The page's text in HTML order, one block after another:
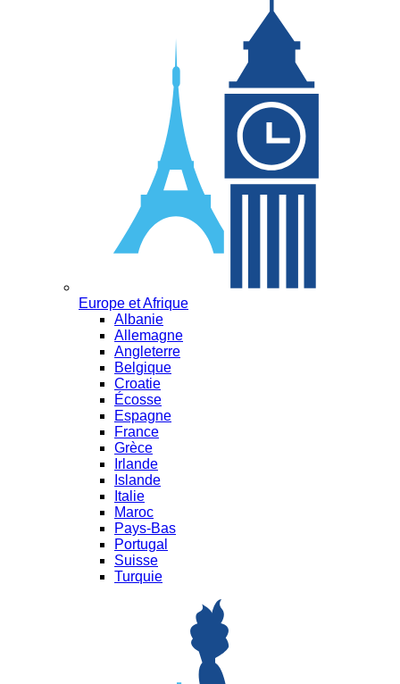
Europe et Afrique
Albanie
Allemagne
Angleterre
Belgique
Croatie
Écosse
Espagne
France
Grèce
Irlande
Islande
Italie
Maroc
Pays-Bas
Portugal
Suisse
Turquie